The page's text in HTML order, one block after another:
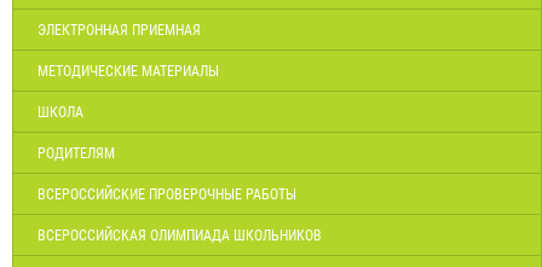
ЭЛЕКТРОННАЯ ПРИЕМНАЯ
МЕТОДИЧЕСКИЕ МАТЕРИАЛЫ
ШКОЛА
РОДИТЕЛЯМ
ВСЕРОССИЙСКИЕ ПРОВЕРОЧНЫЕ РАБОТЫ
ВСЕРОССИЙСКАЯ ОЛИМПИАДА ШКОЛЬНИКОВ